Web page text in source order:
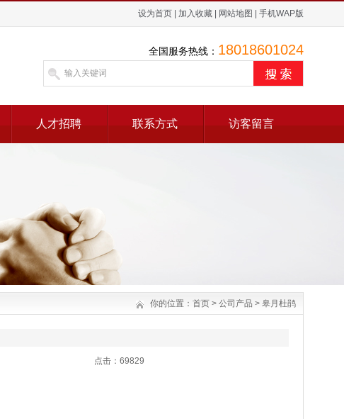
设为首页 加入收藏 网站地图 手机WAP版
全国服务热线： 18018601024
人才招聘 联系方式 访客留言
你的位置： 首页 > 公司产品 > 皋月杜鹃
点击：69829